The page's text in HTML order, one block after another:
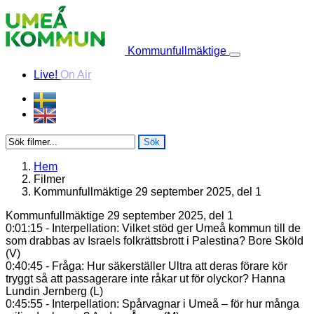
Skip to content
Kommunfullmäktige
Live! On Air
Sök
Hem
Filmer
Kommunfullmäktige 29 september 2025, del 1
Kommunfullmäktige 29 september 2025, del 1
0:01:15 - Interpellation: Vilket stöd ger Umeå kommun till de
som drabbas av Israels folkrättsbrott i Palestina? Bore Sköld
(V)
0:40:45 - Fråga: Hur säkerställer Ultra att deras förare kör
tryggt så att passagerare inte råkar ut för olyckor? Hanna
Lundin Jernberg (L)
0:45:55 - Interpellation: Spårvagnar i Umeå – för hur många